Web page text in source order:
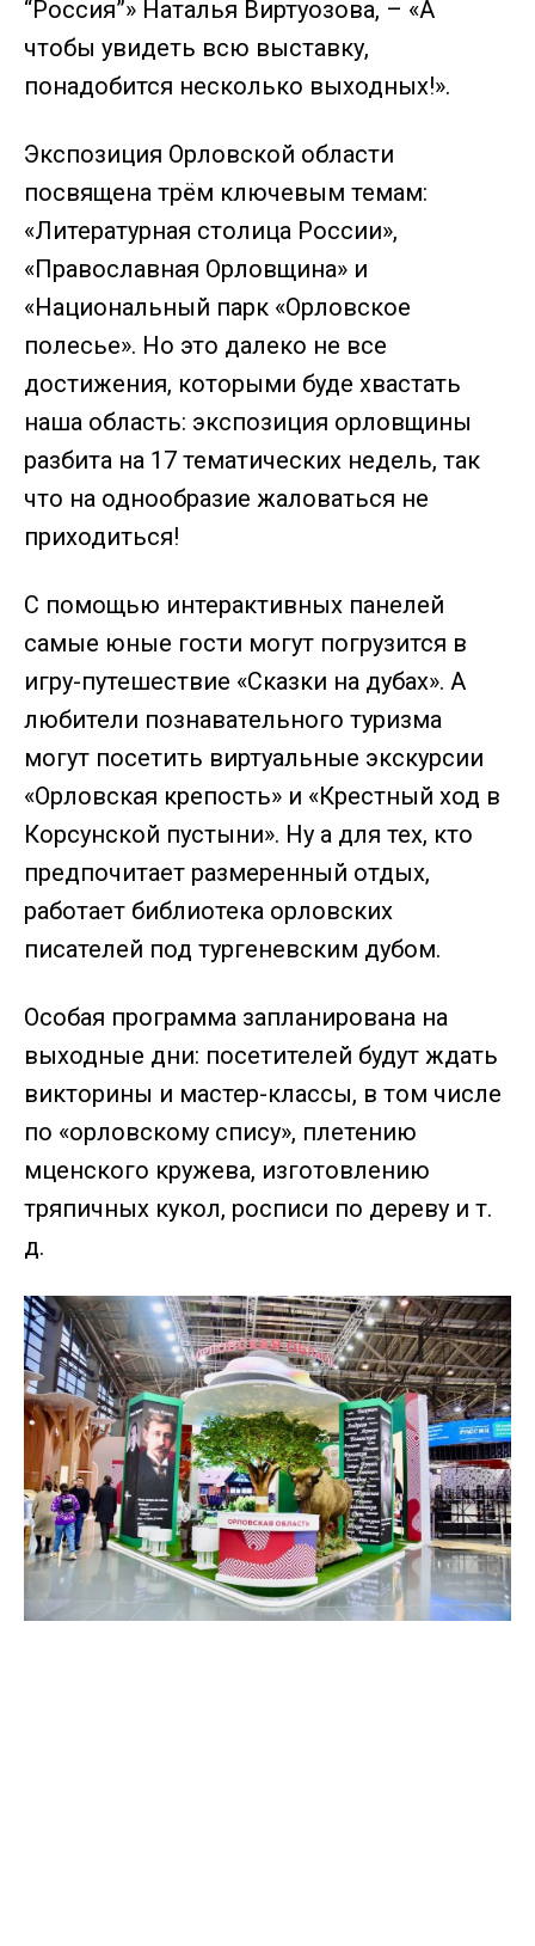
“Россия”» Наталья Виртуозова, – «А
чтобы увидеть всю выставку,
понадобится несколько выходных!».
Экспозиция Орловской области
посвящена трём ключевым темам:
«Литературная столица России»,
«Православная Орловщина» и
«Национальный парк «Орловское
полесье». Но это далеко не все
достижения, которыми буде хвастать
наша область: экспозиция орловщины
разбита на 17 тематических недель, так
что на однообразие жаловаться не
приходиться!
С помощью интерактивных панелей
самые юные гости могут погрузится в
игру-путешествие «Сказки на дубах». А
любители познавательного туризма
могут посетить виртуальные экскурсии
«Орловская крепость» и «Крестный ход в
Корсунской пустыни». Ну а для тех, кто
предпочитает размеренный отдых,
работает библиотека орловских
писателей под тургеневским дубом.
Особая программа запланирована на
выходные дни: посетителей будут ждать
викторины и мастер-классы, в том числе
по «орловскому спису», плетению
мценского кружева, изготовлению
тряпичных кукол, росписи по дереву и т.
д.